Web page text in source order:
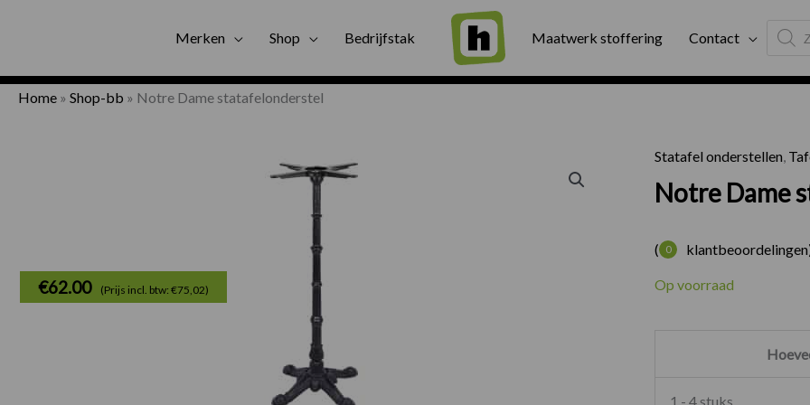
Merken Shop Bedrijfstak Maatwerk stoffering Contact
search
Gratis bezorging Binnen twee werkdagen geleverd
Home » Shop-bb » Notre Dame statafelonderstel
Statafel onderstellen,
Notre Dame
( 0
€62.00 (Prijs incl. btw: €75,02) Op voorraad
1 - 4 stuks
Notre